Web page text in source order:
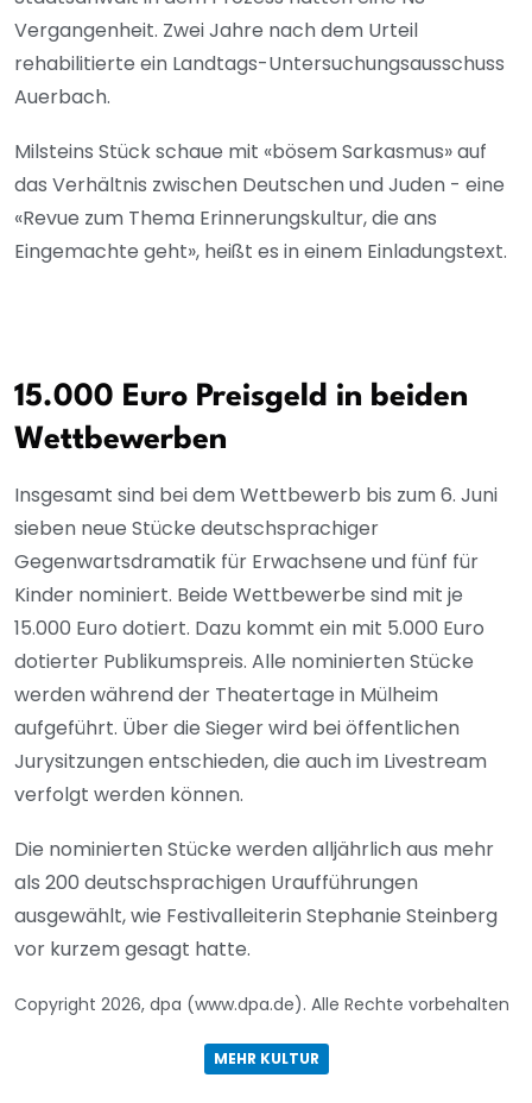
Vergangenheit. Zwei Jahre nach dem Urteil
rehabilitierte ein Landtags-Untersuchungsausschuss
Auerbach.
Milsteins Stück schaue mit «bösem Sarkasmus» auf
das Verhältnis zwischen Deutschen und Juden - eine
«Revue zum Thema Erinnerungskultur, die ans
Eingemachte geht», heißt es in einem Einladungstext.
15.000 Euro Preisgeld in beiden
Wettbewerben
Insgesamt sind bei dem Wettbewerb bis zum 6. Juni
sieben neue Stücke deutschsprachiger
Gegenwartsdramatik für Erwachsene und fünf für
Kinder nominiert. Beide Wettbewerbe sind mit je
15.000 Euro dotiert. Dazu kommt ein mit 5.000 Euro
dotierter Publikumspreis. Alle nominierten Stücke
werden während der Theatertage in Mülheim
aufgeführt. Über die Sieger wird bei öffentlichen
Jurysitzungen entschieden, die auch im Livestream
verfolgt werden können.
Die nominierten Stücke werden alljährlich aus mehr
als 200 deutschsprachigen Uraufführungen
ausgewählt, wie Festivalleiterin Stephanie Steinberg
vor kurzem gesagt hatte.
Copyright 2026, dpa (www.dpa.de). Alle Rechte vorbehalten
MEHR KULTUR